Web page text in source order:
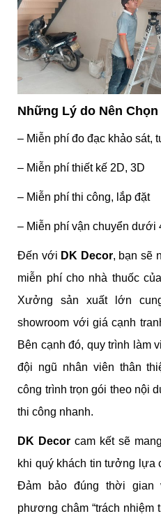
Những Lý do Nên Chọn
– Miễn phí đo đạc khảo sát,
– Miễn phí thiết kế 2D, 3D
– Miễn phí thi công, lắp đặt
– Miễn phí vận chuyển dưới
Đến với DK Decor, bạn sẽ
miễn phí cho nhà thuốc
Xưởng sản xuất lớn
showroom với giá cạnh
Bên cạnh đó, quy trình làm
đội ngũ nhân viên thân
công trình trọn gói theo nội
thi công nhanh.
DK Decorcam kết sẽ
khi quý khách tin tưởng lựa
Đảm bảo đúng thời gian
phương châm “trách nhiệm